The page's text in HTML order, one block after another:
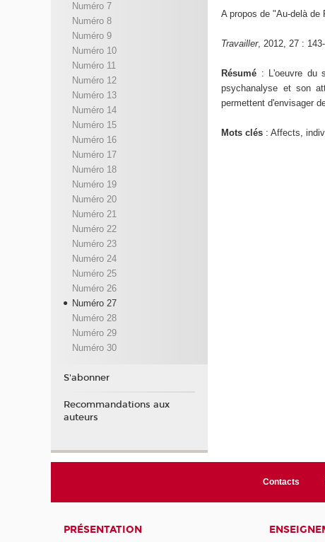
A propos de "Au-delà
Travailler, 2012, 27 :
Résumé : L'oeuvre du
psychanalyse et son
permettent d'envisager
Mots clés : Affects,
Numéro 7
Numéro 8
Numéro 9
Numéro 10
Numéro 11
Numéro 12
Numéro 13
Numéro 14
Numéro 15
Numéro 16
Numéro 17
Numéro 18
Numéro 19
Numéro 20
Numéro 21
Numéro 22
Numéro 23
Numéro 24
Numéro 25
Numéro 26
Numéro 27
Numéro 28
Numéro 29
Numéro 30
S'abonner
Recommandations aux
auteurs
Contacts
PRÉSENTATION